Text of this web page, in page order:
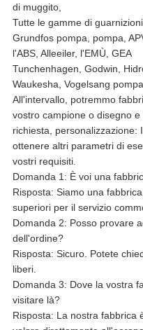
di muggito,
Tutte le gamme di
Grundfos pompa, pompa,
l'ABS, Alleeiler, l'EMÙ, GEA
Tunchenhagen, Godwin,
Waukesha, Vogelsang
All'intervallo, potremmo
vostro campione o disegno
richiesta, personalizzazione:
ottenere altri parametri di
vostri requisiti.
Domanda 1: È voi una
Risposta: Siamo una
superiori per il servizio
Domanda 2: Posso provare
dell'ordine?
Risposta: Sicuro. Potete
liberi.
Domanda 3: Dove la vostra
visitare là?
Risposta: La nostra fabbrica